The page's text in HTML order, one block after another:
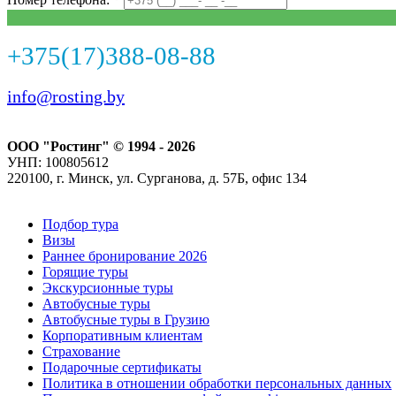
+375(17)388-08-88
info@rosting.by
ООО "Ростинг" © 1994 - 2026
УНП: 100805612
220100, г. Минск, ул. Сурганова, д. 57Б, офис 134
Подбор тура
Визы
Раннее бронирование 2026
Горящие туры
Экскурсионные туры
Автобусные туры
Автобусные туры в Грузию
Корпоративным клиентам
Страхование
Подарочные сертификаты
Политика в отношении обработки персональных данных